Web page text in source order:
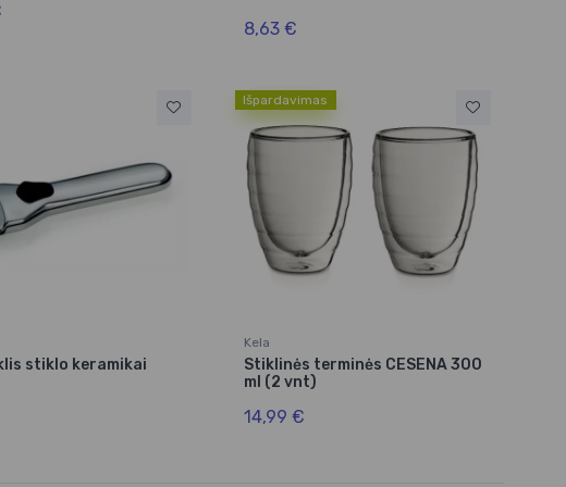
8,63 €
stiklo keramikai
Išpardavimas
Kela
Stiklinės terminės CESENA 300
ml (2 vnt)
14,99 €